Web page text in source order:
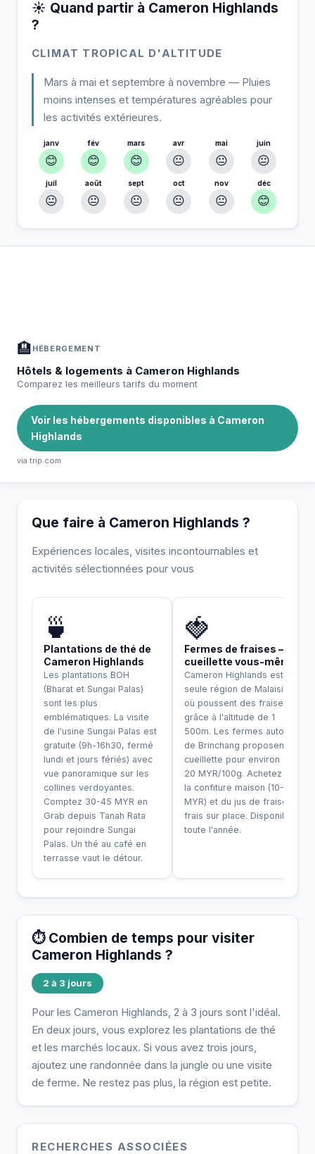
☀️ Quand partir à Cameron Highlands
?
CLIMAT TROPICAL D'ALTITUDE
Mars à mai et septembre à novembre — Pluies
moins intenses et températures agréables pour
les activités extérieures.
janv
😊
fév
😊
mars
😊
avr
😐
mai
😐
juin
😐
juil
😐
août
😐
sept
😐
oct
😐
nov
😐
déc
😊
🏨 HÉBERGEMENT
Hôtels & logements à Cameron Highlands
Comparez les meilleurs tarifs du moment
Voir les hébergements disponibles à Cameron
Highlands
via trip.com
Que faire à Cameron Highlands ?
Expériences locales, visites incontournables et
activités sélectionnées pour vous
🍵
Plantations de thé de
Cameron Highlands
Les plantations BOH
(Bharat et Sungai Palas)
sont les plus
emblématiques. La visite
de l'usine Sungai Palas est
gratuite (9h-16h30, fermé
lundi et jours fériés) avec
vue panoramique sur les
collines verdoyantes.
Comptez 30-45 MYR en
Grab depuis Tanah Rata
pour rejoindre Sungai
Palas. Un thé au café en
terrasse vaut le détour.
🍓
Fermes de fraises —
cueillette vous-même
Cameron Highlands est la
seule région de Malaisie
où poussent des fraises
grâce à l'altitude de 1
500m. Les fermes autour
de Brinchang proposent la
cueillette pour environ 15-
20 MYR/100g. Achetez de
la confiture maison (10-15
MYR) et du jus de fraise
frais sur place. Disponible
toute l'année.
⏱️ Combien de temps pour visiter
Cameron Highlands ?
2 à 3 jours
Pour les Cameron Highlands, 2 à 3 jours sont l'idéal.
En deux jours, vous explorez les plantations de thé
et les marchés locaux. Si vous avez trois jours,
ajoutez une randonnée dans la jungle ou une visite
de ferme. Ne restez pas plus, la région est petite.
RECHERCHES ASSOCIÉES